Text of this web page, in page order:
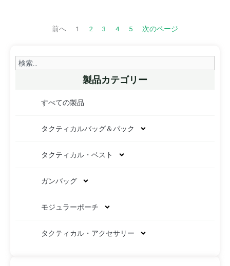
Search
製品カテゴリー
すべての製品
タクティカルバッグ＆パック
タクティカル・ベスト
ガンバッグ
モジュラーポーチ
タクティカル・アクセサリー
前へ 1 2 3 4 5 次のページ